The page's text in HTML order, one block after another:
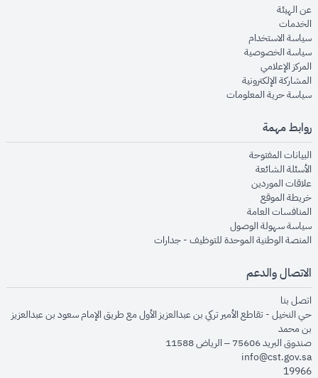
عن الهيئةopens in new window
الخدماتopens in new window
سياسة الاستخدام
سياسة الخصوصيةopens in new window
المركز الإعلاميopens in new window
المشاركة الإلكترونيةopens in new window
سياسة حرية المعلوماتopens in new window
روابط مهمة
البيانات المفتوحةopens in new window
الأسئلة الشائعةopens in new window
علاقات الموردينopens in new window
خريطة الموقعopens in new window
المنافسات العامةopens in new window
سياسة سهولة الوصولopens in new window
المنصة الوطنية الموحدة للتوظيف - جداراتopens in new window
الاتصال والدعم
اتصل بنا
حي النخيل - تقاطع الأمير تركي بن عبدالعزيز الأول مع طريق الإمام سعود بن عبدالعزيز
بن محمد
صندوق البريد 75606 – الرياض 11588
info@cst.gov.sa
19966